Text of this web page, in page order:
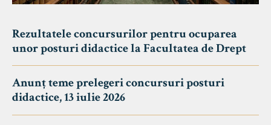
Rezultatele concursurilor pentru ocuparea
unor posturi didactice la Facultatea de Drept
Anunț teme prelegeri concursuri posturi
didactice, 13 iulie 2026